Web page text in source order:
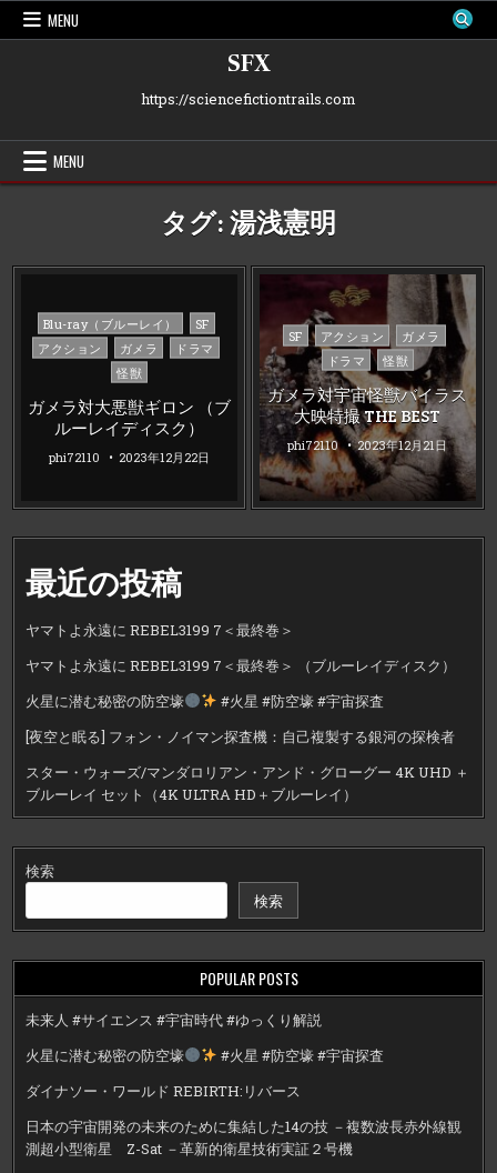
Skip
MENU
SFX
https://sciencefictiontrails.com
MENU
タグ:湯浅憲明
Posted
in
Blu-ray（ブルーレイ）
SF
アクション
ガメラ
ドラマ
怪獣
ガメラ対大悪獣ギロン （ブ
ルーレイディスク）
phi72110 2023年12月22日
Posted
in
SF アクション
ガメラ
ドラマ
怪獣
ガメラ対宇宙怪獣バイラス
大映特撮 THE BEST
phi72110 2023年12月21日
最近の投稿
ヤマトよ永遠に REBEL3199 7＜最終巻＞
ヤマトよ永遠に REBEL3199 7＜最終巻＞ （ブルーレイディスク）
火星に潜む秘密の防空壕
#火星 #防空壕 #宇宙探査
[夜空と眠る] フォン・ノイマン探査機：自己複製する銀河の探検者
スター・ウォーズ/マンダロリアン・アンド・グローグー 4K UHD ＋
ブルーレイ セット（4K ULTRA HD＋ブルーレイ）
検索
検索
POPULAR POSTS
未来人 #サイエンス #宇宙時代 #ゆっくり解説
火星に潜む秘密の防空壕
#火星 #防空壕 #宇宙探査
ダイナソー・ワールド REBIRTH:リバース
日本の宇宙開発の未来のために集結した14の技 －複数波長赤外線観
測超小型衛星 Z-Sat －革新的衛星技術実証２号機